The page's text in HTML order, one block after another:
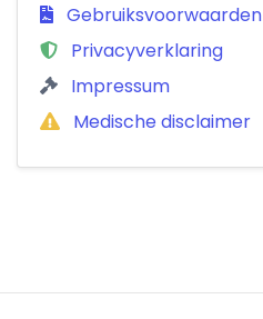
Gebruiksvoorwaarden
Privacyverklaring
Impressum
Medische disclaimer